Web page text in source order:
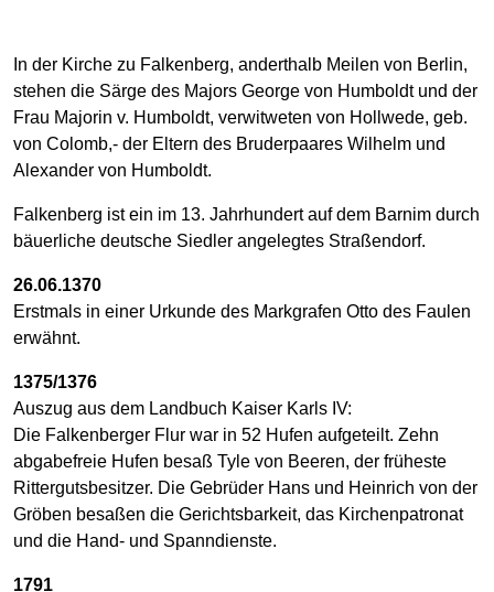
In der Kirche zu Falkenberg, anderthalb Meilen von Berlin,
stehen die Särge des Majors George von Humboldt und der
Frau Majorin v. Humboldt, verwitweten von Hollwede, geb.
von Colomb,- der Eltern des Bruderpaares Wilhelm und
Alexander von Humboldt.
Falkenberg ist ein im 13. Jahrhundert auf dem Barnim durch
bäuerliche deutsche Siedler angelegtes Straßendorf.
26.06.1370
Erstmals in einer Urkunde des Markgrafen Otto des Faulen
erwähnt.
1375/1376
Auszug aus dem Landbuch Kaiser Karls IV:
Die Falkenberger Flur war in 52 Hufen aufgeteilt. Zehn
abgabefreie Hufen besaß Tyle von Beeren, der früheste
Rittergutsbesitzer. Die Gebrüder Hans und Heinrich von der
Gröben besaßen die Gerichtsbarkeit, das Kirchenpatronat
und die Hand- und Spanndienste.
1791